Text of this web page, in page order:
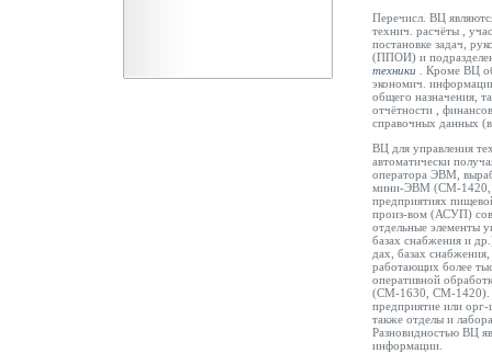
Перечисл. ВЦ
технич. расчёты
,
постановке задач,
(ППОИ) и
техники
Кроме ВЦ
экономич.
общего назначения,
отчётности
,
справочных данных
ВЦ для управления
автоматически
оператора ЭВМ,
мини-ЭВМ (CM-1420,
предприятиях
произ-вом (АСУП)
отдельные элементы
базах снабжения и
дах, базах
работающих более
оперативной
(СМ-1630, СМ-1420).
предприятие или
также отделы и
Разновидностью ВЦ
информации.